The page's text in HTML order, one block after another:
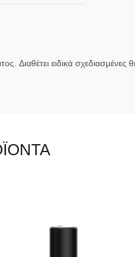
Διαθέτει ειδικά